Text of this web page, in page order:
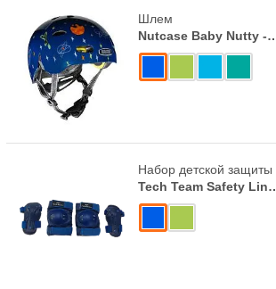
Шлем
Nutcase Baby Nutty -
2023 Galaxy Guy
Набор детской защиты
Tech Team Safety Line
500, Blue